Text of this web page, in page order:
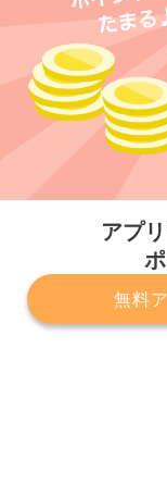
アプ
無料
プライバシ
サービスに関し